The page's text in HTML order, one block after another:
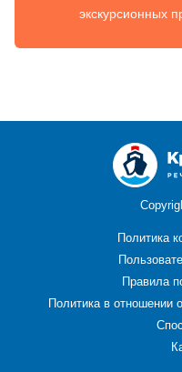
экскурсионных
Политика
Правила
Политика в отношении